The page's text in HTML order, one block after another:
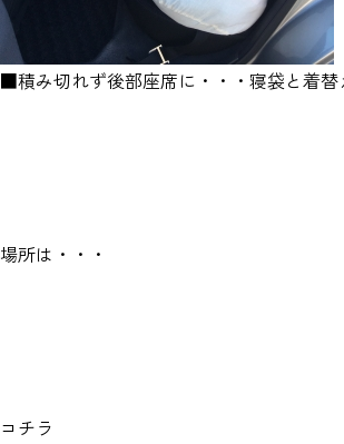
■積み切れず後部座席に・・・寝袋と着替
場所は・・・
コチラ